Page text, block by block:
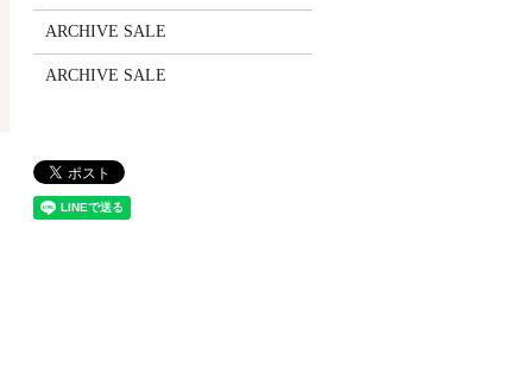
ARCHIVE SALE
ARCHIVE SALE